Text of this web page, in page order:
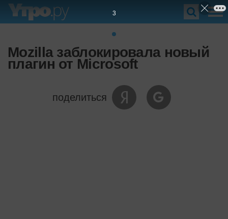
Mozilla заблокировала новый
плагин от Microsoft
поделиться
2